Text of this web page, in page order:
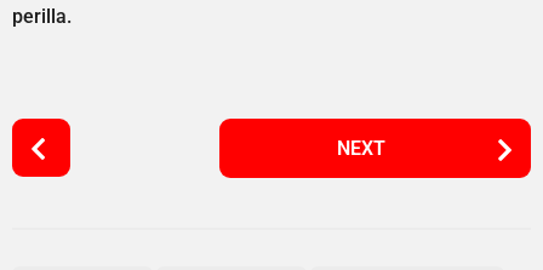
perilla.
P
o
NEXT